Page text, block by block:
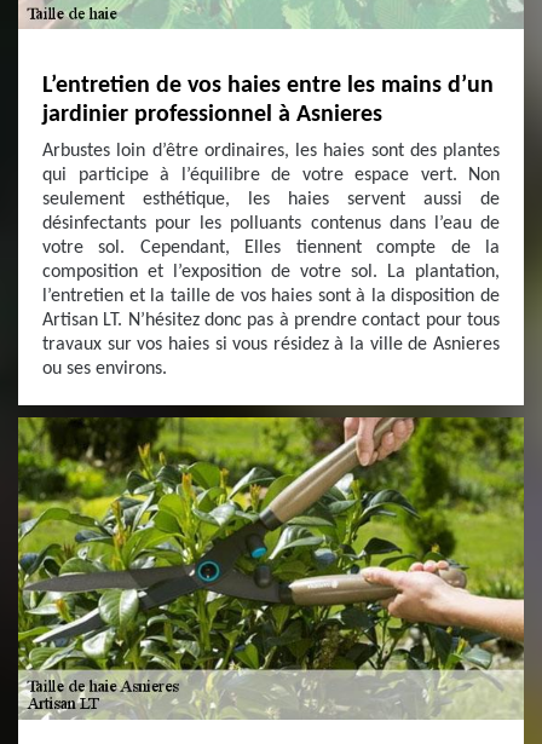
L’entretien de vos haies entre les mains d’un
jardinier professionnel à Asnieres
Arbustes loin d’être ordinaires, les haies sont des plantes
qui participe à l’équilibre de votre espace vert. Non
seulement esthétique, les haies servent aussi de
désinfectants pour les polluants contenus dans l’eau de
votre sol. Cependant, Elles tiennent compte de la
composition et l’exposition de votre sol. La plantation,
l’entretien et la taille de vos haies sont à la disposition de
Artisan LT. N’hésitez donc pas à prendre contact pour tous
travaux sur vos haies si vous résidez à la ville de Asnieres
ou ses environs.